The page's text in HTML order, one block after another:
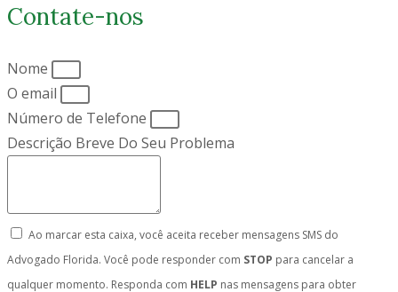
Contate-nos
Nome
O email
Número de Telefone
Descrição Breve Do Seu Problema
Ao marcar esta caixa, você aceita receber mensagens SMS do
Advogado Florida. Você pode responder com STOP para cancelar a
qualquer momento. Responda com HELP nas mensagens para obter